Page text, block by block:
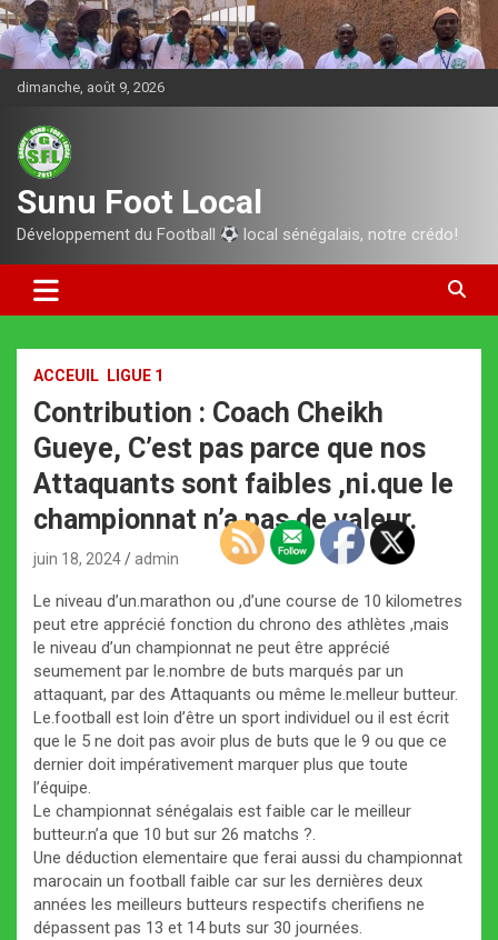
Aller
au
contenu
dimanche, août 9, 2026
Sunu Foot Local
Développement du Football local sénégalais, notre crédo!
ACCEUIL LIGUE 1
Contribution : Coach Cheikh
Gueye, C’est pas parce que nos
Attaquants sont faibles ,ni.que le
championnat n’a pas de valeur.
juin 18, 2024 admin
Le niveau d’un.marathon ou ,d’une course de 10 kilometres
peut etre apprécié fonction du chrono des athlètes ,mais
le niveau d’un championnat ne peut être apprécié
seumement par le.nombre de buts marqués par un
attaquant, par des Attaquants ou même le.melleur butteur.
Le.football est loin d’être un sport individuel ou il est écrit
que le 5 ne doit pas avoir plus de buts que le 9 ou que ce
dernier doit impérativement marquer plus que toute
l’équipe.
Le championnat sénégalais est faible car le meilleur
butteur.n’a que 10 but sur 26 matchs ?.
Une déduction elementaire que ferai aussi du championnat
marocain un football faible car sur les dernières deux
années les meilleurs butteurs respectifs cherifiens ne
dépassent pas 13 et 14 buts sur 30 journées.